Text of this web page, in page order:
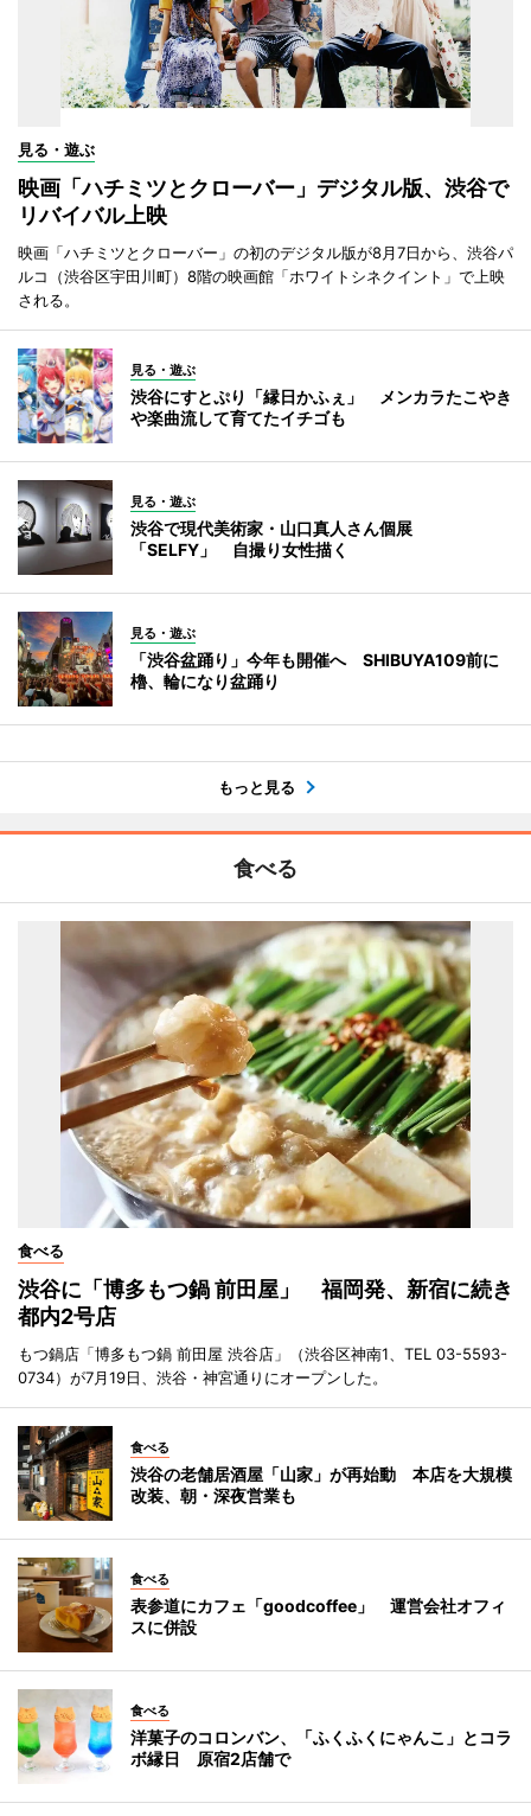
見る・遊ぶ
映画「ハチミツとクローバー」デジタル版、渋谷で
リバイバル上映
映画「ハチミツとクローバー」の初のデジタル版が8月7日から、渋谷パ
ルコ（渋谷区宇田川町）8階の映画館「ホワイトシネクイント」で上映
される。
見る・遊ぶ
渋谷にすとぷり「縁日かふぇ」 メンカラたこやき
や楽曲流して育てたイチゴも
見る・遊ぶ
渋谷で現代美術家・山口真人さん個展
「SELFY」 自撮り女性描く
見る・遊ぶ
「渋谷盆踊り」今年も開催へ SHIBUYA109前に
櫓、輪になり盆踊り
もっと見る
食べる
食べる
渋谷に「博多もつ鍋 前田屋」 福岡発、新宿に続き
都内2号店
もつ鍋店「博多もつ鍋 前田屋 渋谷店」（渋谷区神南1、TEL 03-5593-
0734）が7月19日、渋谷・神宮通りにオープンした。
食べる
渋谷の老舗居酒屋「山家」が再始動 本店を大規模
改装、朝・深夜営業も
食べる
表参道にカフェ「goodcoffee」 運営会社オフィ
スに併設
食べる
洋菓子のコロンバン、「ふくふくにゃんこ」とコラ
ボ縁日 原宿2店舗で